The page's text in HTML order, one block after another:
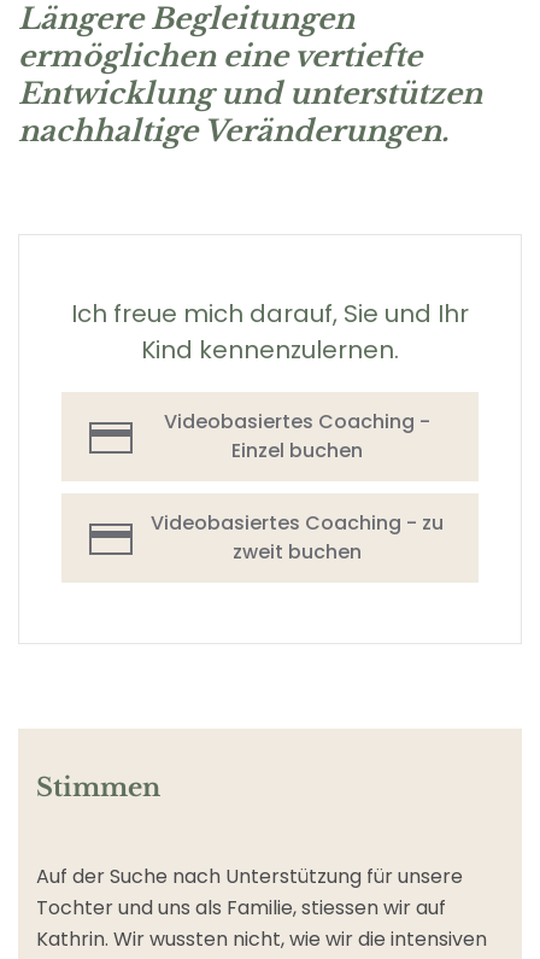
Längere Begleitungen
ermöglichen eine vertiefte
Entwicklung und unterstützen
nachhaltige Veränderungen.
Ich freue mich darauf, Sie und Ihr
Kind kennenzulernen.
Videobasiertes Coaching -
Einzel buchen
Videobasiertes Coaching - zu
zweit buchen
Stimmen
Auf der Suche nach Unterstützung für unsere
Tochter und uns als Familie, stiessen wir auf
Kathrin. Wir wussten nicht, wie wir die intensiven